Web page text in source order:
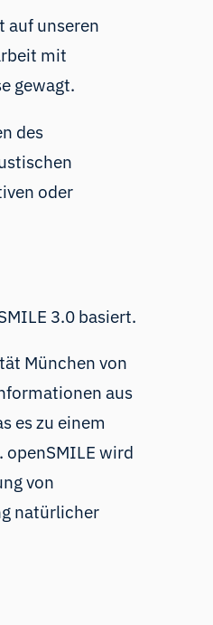
auf unseren
mit
gewagt.
des
oder
3.0 basiert.
München von
aus
es zu einem
wird
von
natürlicher